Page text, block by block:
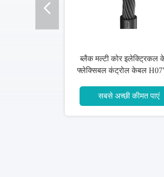
ब्लैक मल्टी कोर इलेक्ट्रिकल
फ्लेक्सिबल कंट्रोल केबल
सबसे अच्छी कीमत पाएं